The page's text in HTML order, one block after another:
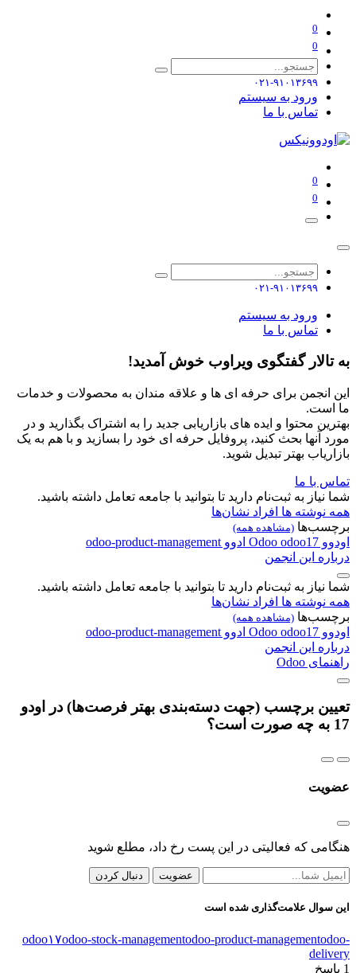
0
0
۰۲۱-۹۱۰۱۳۶۹۹
ورود به سیستم
تماس با ما
0
0
۰۲۱-۹۱۰۱۳۶۹۹
ورود به سیستم
تماس با ما
به تالار گفتگوی ویراوب خوش آمدید!
این انجمن برای حرفه ای ها و علاقه مندان به محصولات و خدمات
ما است.
بهترین محتوا و ایده های بازاریابی جدید را به اشتراک بگذارید و در
مورد آنها بحث کنید، پروفایل حرفه ای خود را بسازید و با هم به یک
بازاریاب بهتر تبدیل شوید.
تماس با ما
شما نیاز به ثبت‌نام دارید تا بتوانید با جامعه تعامل داشته باشید.
همه نوشته ها افراد نشان‌ها
برچسب‌ها (مشاهده همه)
اودوو Odoo odoo17 ادوو odoo-product-management
درباره این انجمن
شما نیاز به ثبت‌نام دارید تا بتوانید با جامعه تعامل داشته باشید.
همه نوشته ها افراد نشان‌ها
برچسب‌ها (مشاهده همه)
اودوو Odoo odoo17 ادوو odoo-product-management
درباره این انجمن
راهنمای Odoo
تعیین برچسب (جهت دسته‌بندی بهتر فرصت‌ها) در اودو
17 به چه صورت است؟
عضویت
هنگامی که فعالیتی در این پست رخ داد، مطلع شوید
عضویت دنبال کردن
این سوال علامت‌گذاری شده است
odoo۱۷odoo-stock-managementodoo-product-managementodoo-
delivery
1 پاسخ